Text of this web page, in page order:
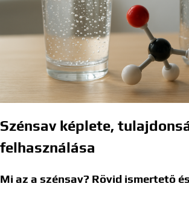
Szénsav képlete,
felhasználása
Mi az a szénsav? Rövid ismertető